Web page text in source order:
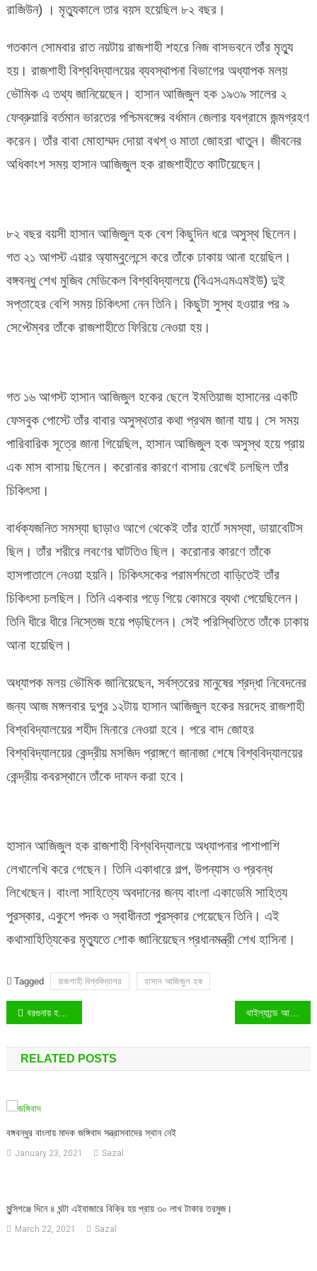
নেই!
রাজিউন) । মৃত্যুকালে তার বয়স হয়েছিল ৮২ বছর।
গতকাল সোমবার রাত নয়টায় রাজশাহী শহরে নিজ বাসভবনে তাঁর মৃত্যু
হয়। রাজশাহী বিশ্ববিদ্যালয়ের ব্যবস্থাপনা বিভাগের অধ্যাপক মলয়
ভৌমিক এ তথ্য জানিয়েছেন। হাসান আজিজুল হক ১৯৩৯ সালের ২
ফেব্রুয়ারি বর্তমান ভারতের পশ্চিমবঙ্গের বর্ধমান জেলার যবগ্রামে জন্মগ্রহণ
করেন। তাঁর বাবা মোহাম্মদ দোয়া বখশ্ ও মাতা জোহরা খাতুন। জীবনের
অধিকাংশ সময় হাসান আজিজুল হক রাজশাহীতে কাটিয়েছেন।
৮২ বছর বয়সী হাসান আজিজুল হক বেশ কিছুদিন ধরে অসুস্থ ছিলেন।
গত ২১ আগস্ট এয়ার অ্যাম্বুলেন্সে করে তাঁকে ঢাকায় আনা হয়েছিল।
বঙ্গবন্ধু শেখ মুজিব মেডিকেল বিশ্ববিদ্যালয়ে (বিএসএমএমইউ) দুই
সপ্তাহের বেশি সময় চিকিৎসা নেন তিনি। কিছুটা সুস্থ হওয়ার পর ৯
সেপ্টেম্বর তাঁকে রাজশাহীতে ফিরিয়ে নেওয়া হয়।
গত ১৬ আগস্ট হাসান আজিজুল হকের ছেলে ইমতিয়াজ হাসানের একটি
ফেসবুক পোস্টে তাঁর বাবার অসুস্থতার কথা প্রথম জানা যায়। সে সময়
পারিবারিক সূত্রে জানা গিয়েছিল, হাসান আজিজুল হক অসুস্থ হয়ে প্রায়
এক মাস বাসায় ছিলেন। করোনার কারণে বাসায় রেখেই চলছিল তাঁর
চিকিৎসা।
বার্ধক্যজনিত সমস্যা ছাড়াও আগে থেকেই তাঁর হার্টে সমস্যা, ডায়াবেটিস
ছিল। তাঁর শরীরে লবণের ঘাটতিও ছিল। করোনার কারণে তাঁকে
হাসপাতালে নেওয়া হয়নি। চিকিৎসকের পরামর্শমতো বাড়িতেই তাঁর
চিকিৎসা চলছিল। তিনি একবার পড়ে গিয়ে কোমরে ব্যথা পেয়েছিলেন।
তিনি ধীরে ধীরে নিস্তেজ হয়ে পড়ছিলেন। সেই পরিস্থিতিতে তাঁকে ঢাকায়
আনা হয়েছিল।
অধ্যাপক মলয় ভৌমিক জানিয়েছেন, সর্বস্তরের মানুষের শ্রদ্ধা নিবেদনের
জন্য আজ মঙ্গলবার দুপুর ১২টায় হাসান আজিজুল হকের মরদেহ রাজশাহী
বিশ্ববিদ্যালয়ের শহীদ মিনারে নেওয়া হবে। পরে বাদ জোহর
বিশ্ববিদ্যালয়ের কেন্দ্রীয় মসজিদ প্রাঙ্গণে জানাজা শেষে বিশ্ববিদ্যালয়ের
কেন্দ্রীয় কবরস্থানে তাঁকে দাফন করা হবে।
হাসান আজিজুল হক রাজশাহী বিশ্ববিদ্যালয়ে অধ্যাপনার পাশাপাশি
লেখালেখি করে গেছেন। তিনি একাধারে গল্প, উপন্যাস ও প্রবন্ধ
লিখেছেন। বাংলা সাহিত্যে অবদানের জন্য বাংলা একাডেমি সাহিত্য
পুরস্কার, একুশে পদক ও স্বাধীনতা পুরস্কার পেয়েছেন তিনি। এই
কথাসাহিত্যিকের মৃত্যুতে শোক জানিয়েছেন প্রধানমন্ত্রী শেখ হাসিনা।
Tagged রাজশাহী বিশ্ববিদ্যালয় হাসান আজিজুল হক
Post
navigation
বরগুনায় হঠাৎ জ্বলে উঠছে রহস্যময় আগুন! থাইল্যান্ডে আবারও রাজতন্ত্র সংস্কারের দাবিতে মিছিল
RELATED POSTS
বঙ্গবন্ধুর বাংলায় মাদক জঙ্গিবাদ সন্ত্রাসবাদের স্থান নেই
January 23, 2021 Sazal
মুন্সিগঞ্জে দিনে ৪ ঘন্টা এইবাজারে বিক্রি হয় প্রায় ৩০ লাখ টাকার তরমুজ।
March 22, 2021 Sazal